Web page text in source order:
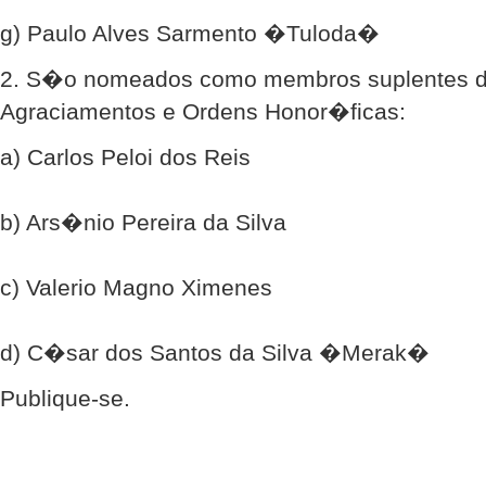
g) Paulo Alves Sarmento �Tuloda�
2. S�o nomeados como membros suplentes
Agraciamentos e Ordens Honor�ficas:
a) Carlos Peloi dos Reis
b) Ars�nio Pereira da Silva
c) Valerio Magno Ximenes
d) C�sar dos Santos da Silva �Merak�
Publique-se.